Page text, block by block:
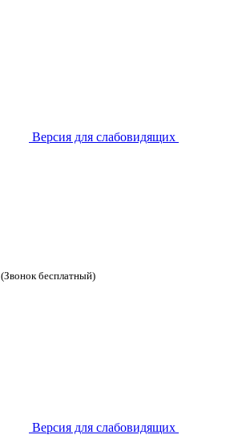
Версия для слабовидящих
(Звонок бесплатный)
Версия для слабовидящих